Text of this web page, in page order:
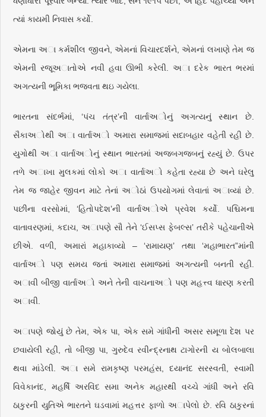
ત્યાં કાયમી નિવાસ કર્યો.
એમના અા કર્મશીલ જીવને, એમનાં વિચારદર્શને, એમનાં લખાણે તેમ જ
એમની રજૂઅાતોએ નવી હવા ઊભી કરેલી. અા દરેક ભારત ભરમાં
અગત્યની ભૂમિકા ભજવતા થઇ ગયેલા.
ભારતના સંદર્ભમાં, ‘પંચ તંત્ર’ની વાર્તાઅોનું અગત્યનું સ્થાન છે.
સૈકાઅોથી અા વાર્તાઅો અમારા સમાજમાં સદાબહાર વહેતી રહી છે.
યુગોથી અા વાર્તાઅોનું સ્થાન ભારતમાં અજબગજબનું રહ્યું છે. ઉપર
તળે અાખા મુલકમાં લોકો અા વાર્તાઅો કહેતા રહ્યા છે અને ઘરેલુ
તેમ જ જાહેર જીવન માટે તેનાં અોઠાં ઉપયોગમાં લેવાતાં અાવ્યાં છે.
પછીના વરસોમાં, ‘હિતોપદેશ’ની વાર્તાઅોએ પ્રવેશ કર્યો. પશ્ચિમના
વાતાવરણમાં, કદાચ, અાપણે સૌ તેને ‘ઈસપ્સ ફેબલ્સ’ તરીકે પહેચાનીએ
છીએ. વળી, અમારાં મહાકાવ્યો – ‘રામાયણ’ તથા ‘મહાભારત”માંની
વાર્તાઅો પણ સમય જતાં અમારા સમાજમાં અગત્યની બનતી રહી.
અાવી બીજી વાર્તાઅો અને તેની વાચનાઅો પણ મહત્ત્વ ધારણ કરતી
અાવી.
અાપણે જોયું છે તેમ, એક પા, એક સમે ગાંધીની અસર સમૂળા દેશ પર
છવાયેલી રહી, તો બીજી પા, ગુરુદેવ રવીન્દ્રનાથ ટાગોરની ય બોલબાલા
થવા માંડેલી. અા સમે રામકૃષ્ણ પરમહંસ, દયાનંદ સરસ્વતી, સ્વામી
વિવેકાનંદ, મહર્ષિ અરવિંદ સમા અનેક મહારથી વચ્ચે ગાંધી અને રવિ
ઠાકુરની યુતિએ ભારતને ઘડવામાં મહત્તર ફાળો અાપેલો છે. રવિ ઠાકુરનાં